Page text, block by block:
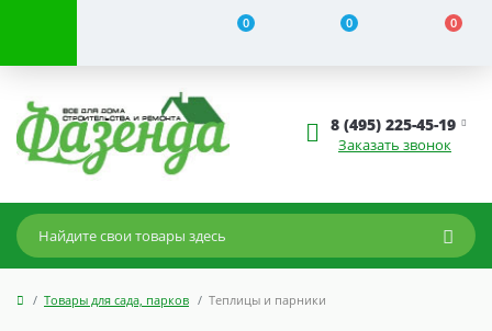
0 0 0
8 (495) 225-45-19
Заказать звонок
Товары для сада, парков Теплицы и парники